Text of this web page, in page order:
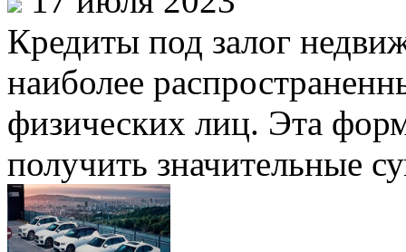
Кредиты под залог
наиболее
физических лиц. Эта
получить значительные